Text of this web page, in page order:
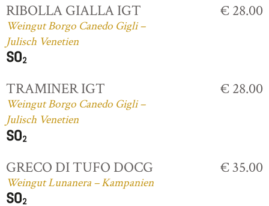
RIBOLLA GIALLA IGT
Weingut Borgo Canedo Gigli –
Julisch Venetien
€ 28.00
TRAMINER IGT
Weingut Borgo Canedo Gigli –
Julisch Venetien
€ 28.00
GRECO DI TUFO DOCG
Weingut Lunanera – Kampanien
€ 35.00